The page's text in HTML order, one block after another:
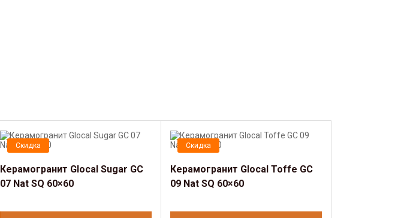
Скидка
Керамогранит Glocal Sugar GC
07 Nat SQ 60×60
Скидка
Керамогранит Glocal Toffe GC
09 Nat SQ 60×60